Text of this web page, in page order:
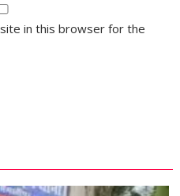
in this browser for the